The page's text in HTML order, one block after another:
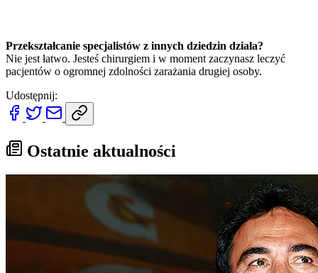
Przekształcanie specjalistów z innych dziedzin działa?
Nie jest łatwo. Jesteś chirurgiem i w moment zaczynasz leczyć
pacjentów o ogromnej zdolności zarażania drugiej osoby.
Udostępnij:
Ostatnie aktualności